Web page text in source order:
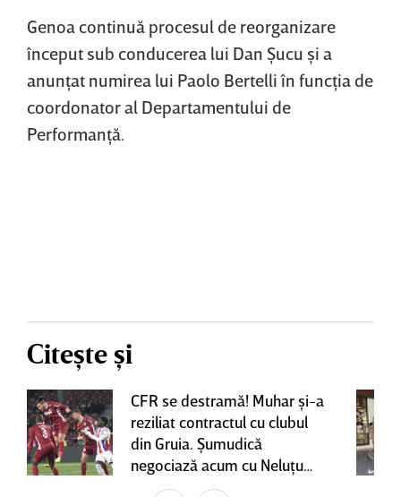
Genoa continuă procesul de reorganizare
început sub conducerea lui Dan Şucu şi a
anunţat numirea lui Paolo Bertelli în funcţia de
coordonator al Departamentului de
Performanţă.
Citește și
CFR se destramă! Muhar şi-a
reziliat contractul cu clubul
din Gruia. Şumudică
negociază acum cu Neluţu
Varga, care mai are o